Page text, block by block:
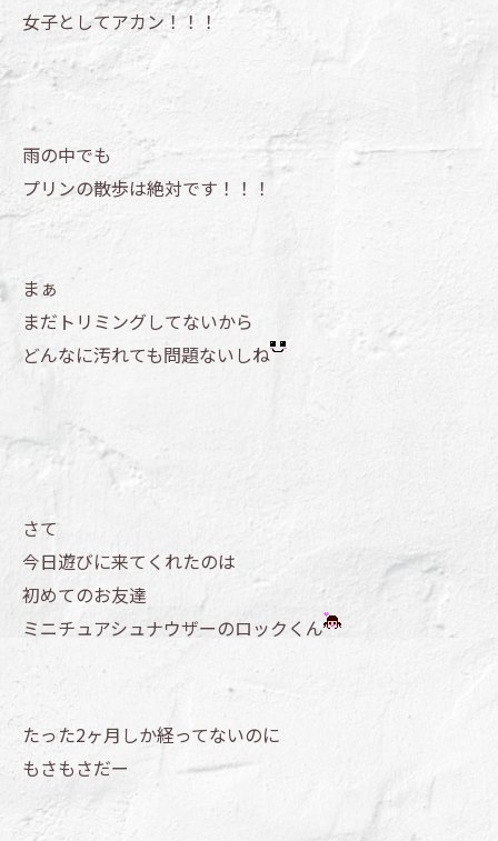
女子としてアカン！！！
雨の中でも
プリンの散歩は絶対です！！！
まぁ
まだトリミングしてないから
どんなに汚れても問題ないしね
さて
今日遊びに来てくれたのは
初めてのお友達
ミニチュアシュナウザーのロックくん
たった2ヶ月しか経ってないのに
もさもさだー